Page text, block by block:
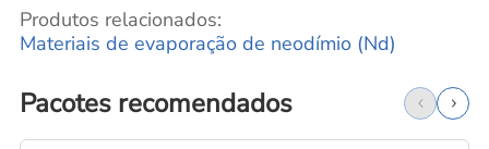
Produtos relacionados:
Materiais de evaporação de neodímio (Nd)
Pacotes recomendados